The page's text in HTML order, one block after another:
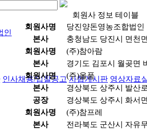
인사채용/입찰공고 사협게시판 영상자료
회원사 정보 테이블
인
회원사명
당진양돈영농조합법인
본사
충청남도 당진시 면천
회원사명
(주)참아람
본사
경기도 김포시 월곶면
회원사명
(주)올품
본사
경상북도 상주시 발산
공장
경상북도 상주시 화서
회원사명
(주)참프레
본사
전라북도 군산시 자유